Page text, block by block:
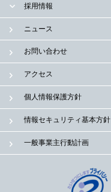
採用情報
ニュース
お問い合わせ
アクセス
個人情報保護方針
情報セキュリティ基本方針
一般事業主行動計画